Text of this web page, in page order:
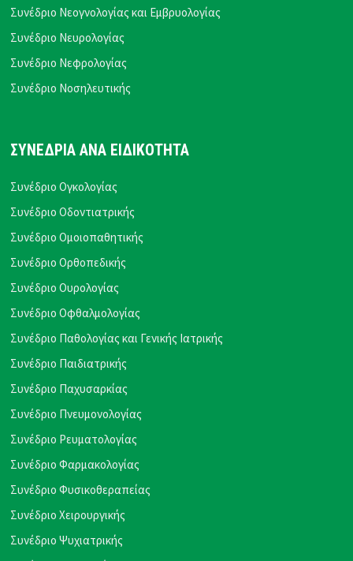
Συνέδριο Νεογνολογίας και Εμβρυολογίας
Συνέδριο Νευρολογίας
Συνέδριο Νεφρολογίας
Συνέδριο Νοσηλευτικής
ΣΥΝΕΔΡΙΑ ΑΝΑ ΕΙΔΙΚΟΤΗΤΑ
Συνέδριο Ογκολογίας
Συνέδριο Οδοντιατρικής
Συνέδριο Ομοιοπαθητικής
Συνέδριο Ορθοπεδικής
Συνέδριο Ουρολογίας
Συνέδριο Οφθαλμολογίας
Συνέδριο Παθολογίας και Γενικής Ιατρικής
Συνέδριο Παιδιατρικής
Συνέδριο Παχυσαρκίας
Συνέδριο Πνευμονολογίας
Συνέδριο Ρευματολογίας
Συνέδριο Φαρμακολογίας
Συνέδριο Φυσικοθεραπείας
Συνέδριο Χειρουργικής
Συνέδριο Ψυχιατρικής